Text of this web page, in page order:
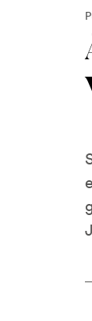
Om